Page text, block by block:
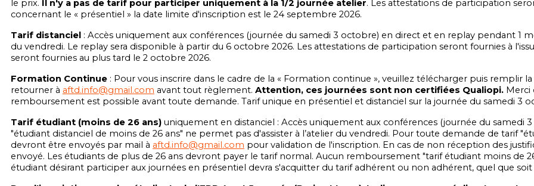
le prix. Il n'y a pas de tarif pour participer uniquement à la 1/2 journée atelier. Les attestations de participation
concernant le « présentiel » la date limite d'inscription est le 24 septembre 2026.
Tarif distanciel : Accès uniquement aux conférences (journée du samedi 3 octobre) en direct et en replay pendant 1
du vendredi. Le replay sera disponible à partir du 6 octobre 2026. Les attestations de participation seront fournies à
seront fournies au plus tard le 2 octobre 2026.
Formation Continue : Pour vous inscrire dans le cadre de la « Formation continue », veuillez télécharger puis remplir
retourner à aftd.info@gmail.com avant tout règlement. Attention, ces journées sont non certifiées Qualiopi. Merci
remboursement est possible avant toute demande. Tarif unique en présentiel et distanciel sur la journée du samedi 3
Tarif étudiant (moins de 26 ans) uniquement en distanciel : Accès uniquement aux conférences (journée du samedi
"étudiant distanciel de moins de 26 ans" ne permet pas d'assister à l’atelier du vendredi. Pour toute demande de tarif
devront être envoyés par mail à aftd.info@gmail.com pour validation de l'inscription. En cas de non réception des
envoyé. Les étudiants de plus de 26 ans devront payer le tarif normal. Aucun remboursement "tarif étudiant moins de
étudiant désirant participer aux journées en présentiel devra s'acquitter du tarif adhérent ou non adhérent, quel que soit